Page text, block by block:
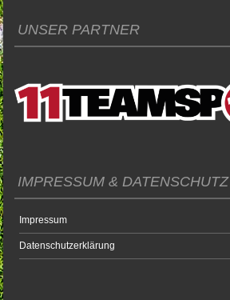
UNSER PARTNER
IMPRESSUM & DATENSCHUTZ
Impressum
Datenschutzerklärung